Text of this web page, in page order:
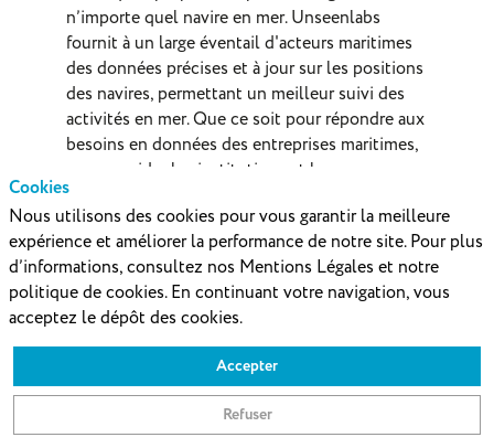
n’importe quel navire en mer. Unseenlabs
fournit à un large éventail d'acteurs maritimes
des données précises et à jour sur les positions
des navires, permettant un meilleur suivi des
activités en mer. Que ce soit pour répondre aux
besoins en données des entreprises maritimes,
ou pour aider les institutions et les
organisations à lutter contre les
comportements illégaux et anti-
environnementaux, tels que la pêche illégale
ou les dégazages sauvages, le service
Unseenlabs se veut un outil au service des
océans.
https://unseenlabs.space
Demander
Cookies
Nous utilisons des cookies pour vous garantir la meilleure
expérience et améliorer la performance de notre site. Pour plus
d’informations, consultez nos Mentions Légales et notre
politique de cookies. En continuant votre navigation, vous
acceptez le dépôt des cookies.
Accepter
Refuser